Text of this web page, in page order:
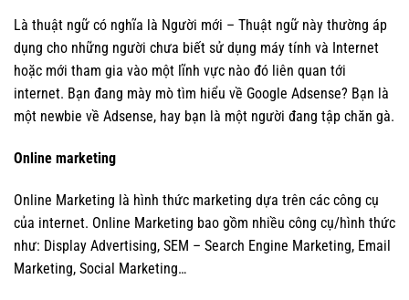
Là thuật ngữ có nghĩa là Người mới – Thuật ngữ này thường áp
dụng cho những người chưa biết sử dụng máy tính và Internet
hoặc mới tham gia vào một lĩnh vực nào đó liên quan tới
internet. Bạn đang mày mò tìm hiểu về Google Adsense? Bạn là
một newbie về Adsense, hay bạn là một người đang tập chăn gà.
Online marketing
Online Marketing là hình thức marketing dựa trên các công cụ
của internet. Online Marketing bao gồm nhiều công cụ/hình thức
như: Display Advertising, SEM – Search Engine Marketing, Email
Marketing, Social Marketing…